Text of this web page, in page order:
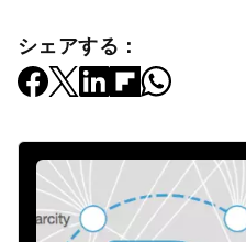
シェアする：